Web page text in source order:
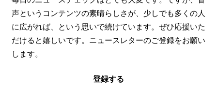
声というコンテンツの素晴らしさが、少しでも多くの人
に広がれば、という思いで続けています。ぜひ応援いた
だけると嬉しいです。ニュースレターのご登録をお願い
します。
登録する